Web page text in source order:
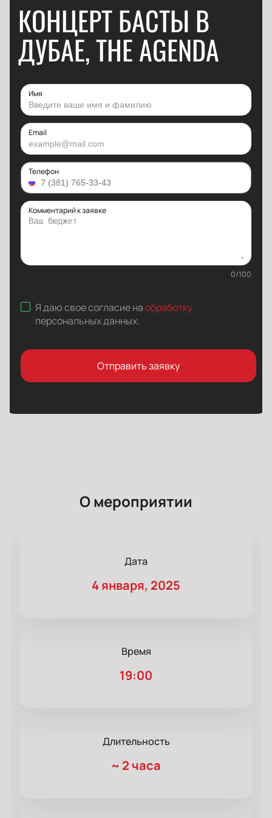
КОНЦЕРТ БАСТЫ В
ДУБАЕ, THE AGENDA
Имя
Email
Телефон
Комментарий к заявке
0/100
Я даю свое согласие наобработку
персональных данных.
Отправить заявку
О мероприятии
Дата
4 января, 2025
Время
19:00
Длительность
~ 2 часа